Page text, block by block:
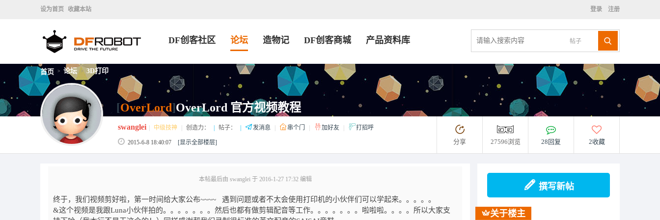
设为首页 收藏本站 登录 注册
帖子
DF创客社区 论坛 造物记 DF创客商城 产品资料库
首页 > 论坛 > 3D打印
[OverLord]OverLord 官方视频教程
swanglei 中级技神 创造力： 帖子： 发消息 串个门 加好友 打招呼
2015-6-8 18:40:07 [显示全部楼层] 分享 27596浏览 28回复 2收藏
本帖最后由 swanglei 于 2016-1-27 17:32 编辑
终于，我们视频剪好啦，第一时间给大家公布~~~~ 遇到问题或者不太会使用打印机的小伙伴们可以学起来。。。。。
&这个视频是我跟Luna小伙伴拍的。。。。。。。然后也都有做剪辑配音等工作。。。。。。。啦啦啦。。。。所以大家支
撰写新帖
关于楼主